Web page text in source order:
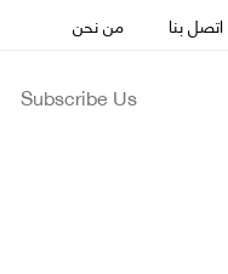
اتصل بنا من نحن
Subscribe Us